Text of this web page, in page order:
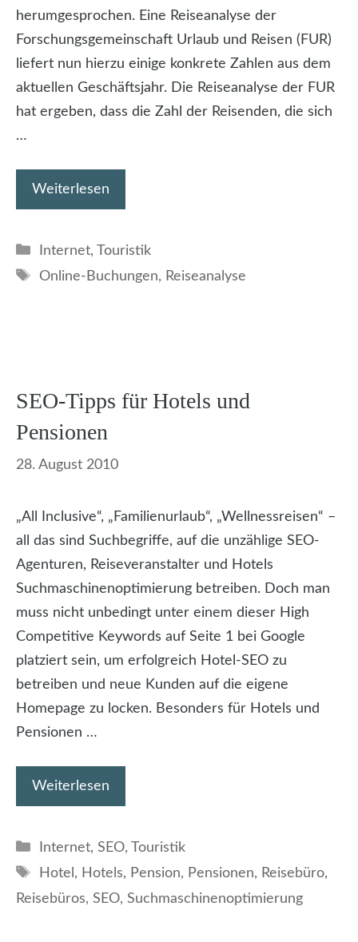
herumgesprochen. Eine Reiseanalyse der
Forschungsgemeinschaft Urlaub und Reisen (FUR)
liefert nun hierzu einige konkrete Zahlen aus dem
aktuellen Geschäftsjahr. Die Reiseanalyse der FUR
hat ergeben, dass die Zahl der Reisenden, die sich
…
Weiterlesen
Kategorien
Internet, Touristik
Schlagwörter
Online-Buchungen, Reiseanalyse
SEO-Tipps für Hotels und
Pensionen
28. August 2010
„All Inclusive“, „Familienurlaub“, „Wellnessreisen“ –
all das sind Suchbegriffe, auf die unzählige SEO-
Agenturen, Reiseveranstalter und Hotels
Suchmaschinenoptimierung betreiben. Doch man
muss nicht unbedingt unter einem dieser High
Competitive Keywords auf Seite 1 bei Google
platziert sein, um erfolgreich Hotel-SEO zu
betreiben und neue Kunden auf die eigene
Homepage zu locken. Besonders für Hotels und
Pensionen …
Weiterlesen
Kategorien
Internet, SEO, Touristik
Schlagwörter
Hotel , Hotels, Pension, Pensionen, Reisebüro,
Reisebüros, SEO, Suchmaschinenoptimierung